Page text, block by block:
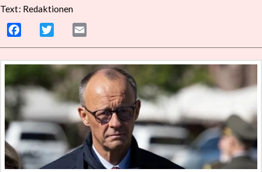
Text: Redaktionen
Facebook Twitter